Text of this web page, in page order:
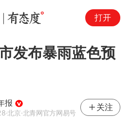
打开
发布暴雨蓝色预
报
·北京·北青网官方网易号
关注